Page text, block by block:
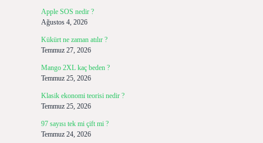
Apple SOS nedir ?
Ağustos 4, 2026
Kükürt ne zaman atılır ?
Temmuz 27, 2026
Mango 2XL kaç beden ?
Temmuz 25, 2026
Klasik ekonomi teorisi nedir ?
Temmuz 25, 2026
97 sayısı tek mi çift mi ?
Temmuz 24, 2026